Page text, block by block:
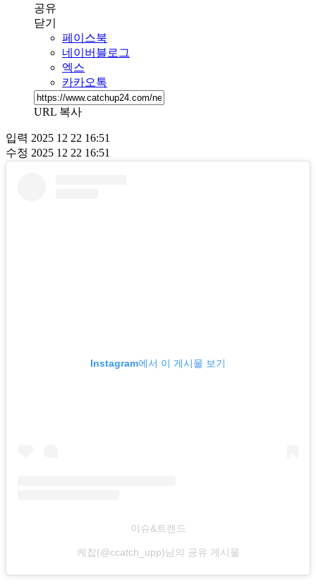
공유
닫기
페이스북
네이버블로그
엑스
카카오톡
URL 복사
입력 2025 12 22 16:51
수정 2025 12 22 16:51
Instagram에서 이 게시물 보기
이슈&트렌드
케찹(@ccatch_upp)님의 공유 게시물